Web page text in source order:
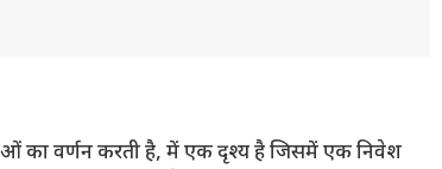
का वर्णन करती है, में एक दृश्य है जिसमें एक निवेश